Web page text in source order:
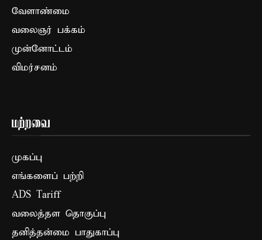
வேளாண்மை
வலைஞர் பக்கம்
முன்னோட்டம்
விமர்சனம்
மற்றவை
முகப்பு
எங்களைப் பற்றி
ADS Tariff
வலைத்தள தொகுப்பு
தனித்தன்மை பாதுகாப்பு